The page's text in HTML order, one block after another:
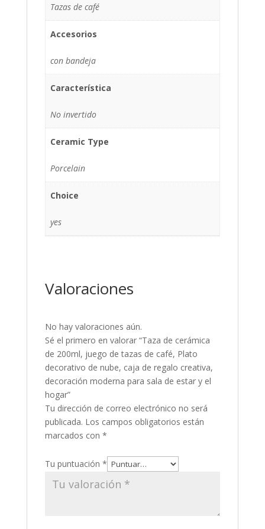
Tazas de café
Accesorios
con bandeja
Característica
No invertido
Ceramic Type
Porcelain
Choice
yes
Valoraciones
No hay valoraciones aún.
Sé el primero en valorar “Taza de cerámica
de 200ml, juego de tazas de café, Plato
decorativo de nube, caja de regalo creativa,
decoración moderna para sala de estar y el
hogar”
Tu dirección de correo electrónico no será
publicada. Los campos obligatorios están
marcados con *
Tu puntuación *